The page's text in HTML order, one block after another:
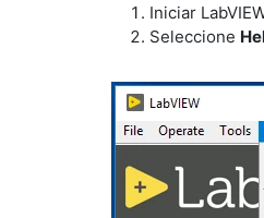
Iniciar
Seleccione